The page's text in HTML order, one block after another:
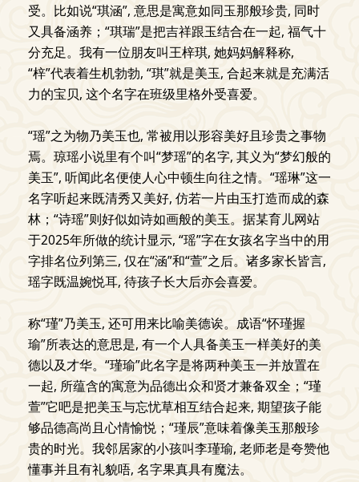
受。比如说“琪涵”, 意思是寓意如同玉那般珍贵, 同时
又具备涵养；“琪瑞”是把吉祥跟玉结合在一起, 福气十
分充足。我有一位朋友叫王梓琪, 她妈妈解释称,
“梓”代表着生机勃勃, “琪”就是美玉, 合起来就是充满活
力的宝贝, 这个名字在班级里格外受喜爱。
“瑶”之为物乃美玉也, 常被用以形容美好且珍贵之事物
焉。琼瑶小说里有个叫“梦瑶”的名字, 其义为“梦幻般的
美玉”, 听闻此名便使人心中顿生向往之情。“瑶琳”这一
名字听起来既清秀又美好, 仿若一片由玉打造而成的森
林；“诗瑶”则好似如诗如画般的美玉。据某育儿网站
于2025年所做的统计显示, “瑶”字在女孩名字当中的用
字排名位列第三, 仅在“涵”和“萱”之后。诸多家长皆言,
瑶字既温婉悦耳, 待孩子长大后亦会喜爱。
称“瑾”乃美玉, 还可用来比喻美德诶。成语“怀瑾握
瑜”所表达的意思是, 有一个人具备美玉一样美好的美
德以及才华。“瑾瑜”此名字是将两种美玉一并放置在
一起, 所蕴含的寓意为品德出众和贤才兼备双全；“瑾
萱”它吧是把美玉与忘忧草相互结合起来, 期望孩子能
够品德高尚且心情愉悦；“瑾辰”意味着像美玉那般珍
贵的时光。我邻居家的小孩叫李瑾瑜, 老师老是夸赞他
懂事并且有礼貌唔, 名字果真具有魔法。